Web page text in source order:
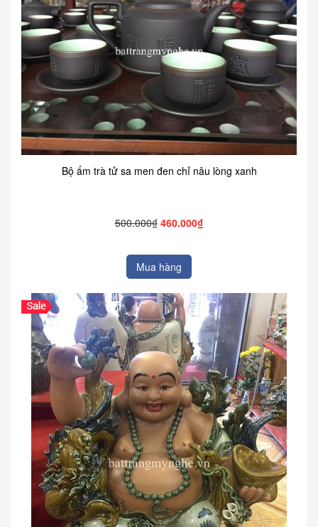
Bộ ấm trà tử sa men đen chỉ nâu lòng xanh
500.000₫ 460.000₫
Mua hàng